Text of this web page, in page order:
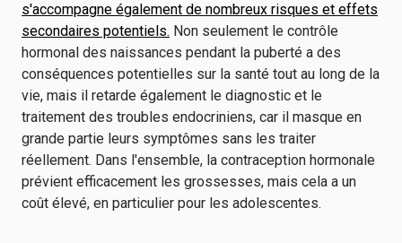
s'accompagne également de nombreux risques et effets
secondaires potentiels. Non seulement le contrôle
hormonal des naissances pendant la puberté a des
conséquences potentielles sur la santé tout au long de la
vie, mais il retarde également le diagnostic et le
traitement des troubles endocriniens, car il masque en
grande partie leurs symptômes sans les traiter
réellement. Dans l'ensemble, la contraception hormonale
prévient efficacement les grossesses, mais cela a un
coût élevé, en particulier pour les adolescentes.